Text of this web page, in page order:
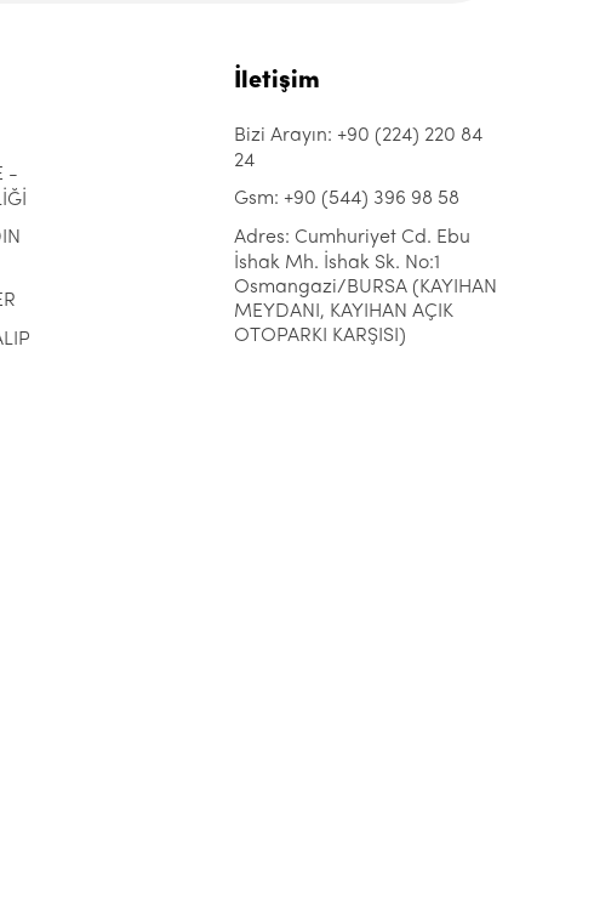
-
İletişim
Bizi Arayın: +90 (224) 220 84
24
Gsm: +90 (544) 396 98 58
Adres: Cumhuriyet Cd. Ebu
İshak Mh. İshak Sk. No:1
Osmangazi/BURSA (KAYIHAN
MEYDANI, KAYIHAN AÇIK
OTOPARKI KARŞISI)